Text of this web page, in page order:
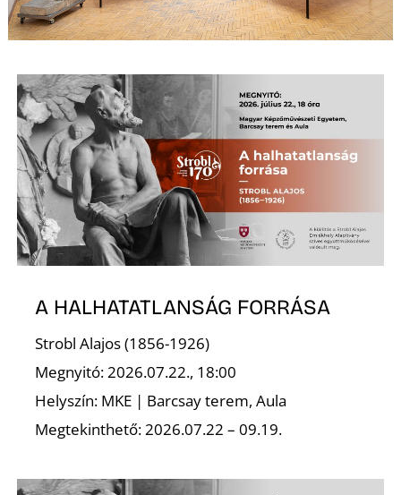
A HALHATATLANSÁG FORRÁSA
Strobl Alajos (1856-1926)
Megnyitó: 2026.07.22., 18:00
Helyszín: MKE | Barcsay terem, Aula
Megtekinthető: 2026.07.22 – 09.19.